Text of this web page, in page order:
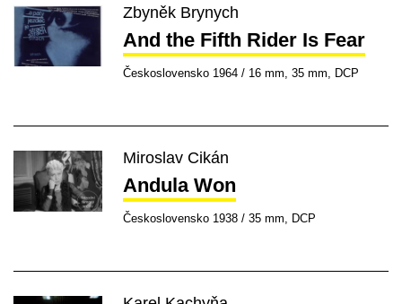
Zbyněk Brynych
And the Fifth Rider Is Fear
Československo 1964 / 16 mm, 35 mm, DCP
Miroslav Cikán
Andula Won
Československo 1938 / 35 mm, DCP